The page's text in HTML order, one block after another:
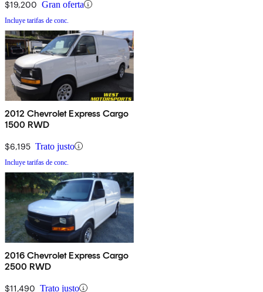
$19,200 Gran oferta
Incluye tarifas de conc.
2012 Chevrolet Express Cargo
1500 RWD
$6,195 Trato justo
Incluye tarifas de conc.
2016 Chevrolet Express Cargo
2500 RWD
$11,490 Trato justo